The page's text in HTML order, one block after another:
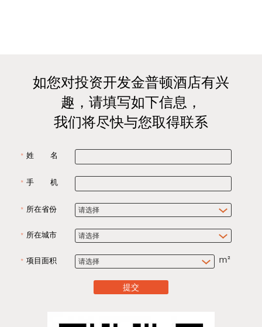
如您对投资开发金普顿酒店有兴
趣，请填写如下信息，
我们将尽快与您取得联系
姓 名
手 机
所在省份
所在城市
项目面积
提交